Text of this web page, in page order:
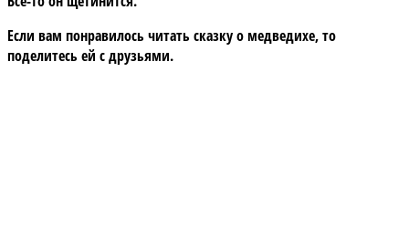
Если вам понравилось читать сказку о медведихе, то
поделитесь ей с друзьями.